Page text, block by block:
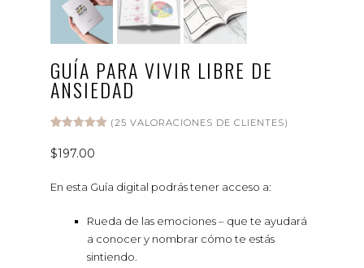
GUÍA PARA VIVIR LIBRE DE
ANSIEDAD
con4.96
de 5 en
s de
(25 VALORACIONES DE CLIENTES)
$197.00
En esta Guía digital podrás tener acceso a:
Rueda de las emociones – que te ayudará
a conocer y nombrar cómo te estás
sintiendo.